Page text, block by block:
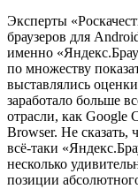
Эксперты
браузеров для
именно
по множеству
выставлялись
заработало больше
отрасли, как Google
Browser. Не сказать,
всё-таки
несколько
позиции